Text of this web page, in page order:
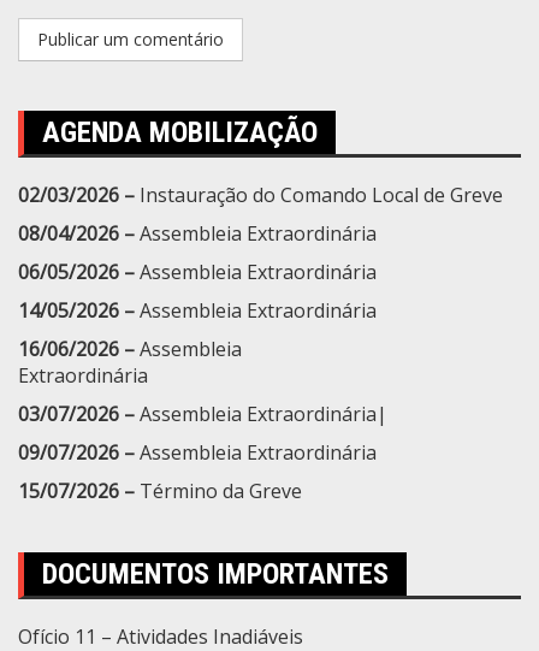
AGENDA MOBILIZAÇÃO
02/03/2026 – Instauração do Comando Local de Greve
08/04/2026 –Assembleia Extraordinária
06/05/2026 –Assembleia Extraordinária
14/05/2026 –Assembleia Extraordinária
16/06/2026 –Assembleia
Extraordinária
03/07/2026 –Assembleia Extraordinária|
09/07/2026 –Assembleia Extraordinária
15/07/2026 – Término da Greve
DOCUMENTOS IMPORTANTES
Ofício 11 – Atividades Inadiáveis